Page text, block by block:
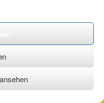
·Impressum ·